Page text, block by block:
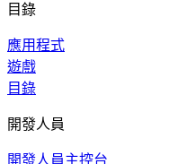
目錄
應用程式
遊戲
目錄
開發人員
開發人員主控台